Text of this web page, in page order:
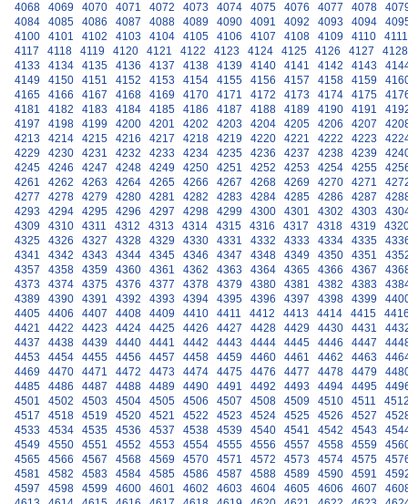
4068
4069 4070 4071 4072 4073 4074 4075 4076 4077 4078
4084
4085 4086 4087 4088 4089 4090 4091 4092 4093 4094
4100
4101 4102 4103 4104 4105 4106 4107 4108 4109 4110
4111
4117
4118 4119 4120 4121 4122 4123 4124 4125 4126 4127
4128
4133
4134 4135 4136 4137 4138 4139 4140 4141 4142 4143
4149
4150 4151 4152 4153 4154 4155 4156 4157 4158 4159
4165
4166 4167 4168 4169 4170 4171 4172 4173 4174 4175
4181
4182 4183 4184 4185 4186 4187 4188 4189 4190 4191
4197
4198 4199 4200 4201 4202 4203 4204 4205 4206 4207
4213
4214 4215 4216 4217 4218 4219 4220 4221 4222 4223
4229
4230 4231 4232 4233 4234 4235 4236 4237 4238 4239
4245
4246 4247 4248 4249 4250 4251 4252 4253 4254 4255
4261
4262 4263 4264 4265 4266 4267 4268 4269 4270 4271
4277
4278 4279 4280 4281 4282 4283 4284 4285 4286 4287
4293
4294 4295 4296 4297 4298 4299 4300 4301 4302 4303
4309
4310 4311 4312 4313 4314 4315 4316 4317 4318 4319
4325
4326 4327 4328 4329 4330 4331 4332 4333 4334 4335
4341
4342 4343 4344 4345 4346 4347 4348 4349 4350 4351
4357
4358 4359 4360 4361 4362 4363 4364 4365 4366 4367
4373
4374 4375 4376 4377 4378 4379 4380 4381 4382 4383
4389
4390 4391 4392 4393 4394 4395 4396 4397 4398 4399
4405
4406 4407 4408 4409 4410 4411 4412 4413 4414 4415
4421
4422 4423 4424 4425 4426 4427 4428 4429 4430 4431
4437
4438 4439 4440 4441 4442 4443 4444 4445 4446 4447
4453
4454 4455 4456 4457 4458 4459 4460 4461 4462 4463
4469
4470 4471 4472 4473 4474 4475 4476 4477 4478 4479
4485
4486 4487 4488 4489 4490 4491 4492 4493 4494 4495
4501
4502 4503 4504 4505 4506 4507 4508 4509 4510 4511
4517
4518 4519 4520 4521 4522 4523 4524 4525 4526 4527
4533
4534 4535 4536 4537 4538 4539 4540 4541 4542 4543
4549
4550 4551 4552 4553 4554 4555 4556 4557 4558 4559
4565
4566 4567 4568 4569 4570 4571 4572 4573 4574 4575
4581
4582 4583 4584 4585 4586 4587 4588 4589 4590 4591
4597
4598 4599 4600 4601 4602 4603 4604 4605 4606 4607